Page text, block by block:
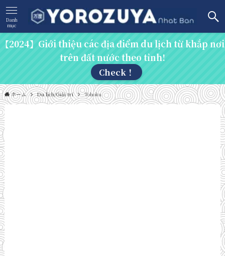
Danh
mục
【2024】Giới thiệu các địa điểm du lịch từ khắp nơi
trên đất nước theo tỉnh!
Check！
ホーム Du lịch/Giải trí Tohoku